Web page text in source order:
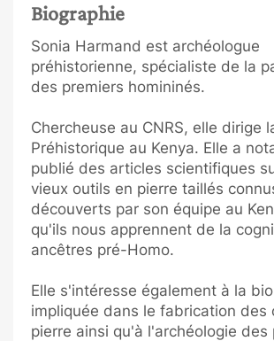
Biographie
Sonia Harmand est archéologue
préhistorienne, spécialiste de la
des premiers homininés.
Chercheuse au CNRS, elle dirige
Préhistorique au Kenya. Elle a
publié des articles scientifiques
vieux outils en pierre taillés
découverts par son équipe au
qu'ils nous apprennent de la
ancêtres pré-Homo.
Elle s'intéresse également à la
impliquée dans le fabrication des
pierre ainsi qu'à l'archéologie des